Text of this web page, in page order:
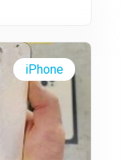
iPhone